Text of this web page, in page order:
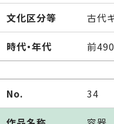
文化区分等 古代
時代・年代 前
No. 34